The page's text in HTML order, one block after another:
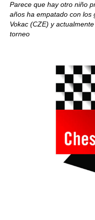
Parece que hay otro niño
años ha empatado con los
Vokac (CZE) y
torneo